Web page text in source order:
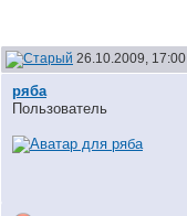
26.10.2009, 17:00
ряба
Пользователь